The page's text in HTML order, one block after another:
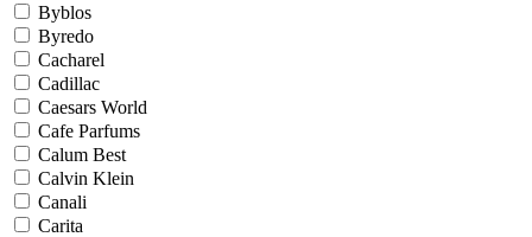
Byblos
Byredo
Cacharel
Cadillac
Caesars World
Cafe Parfums
Calum Best
Calvin Klein
Canali
Carita